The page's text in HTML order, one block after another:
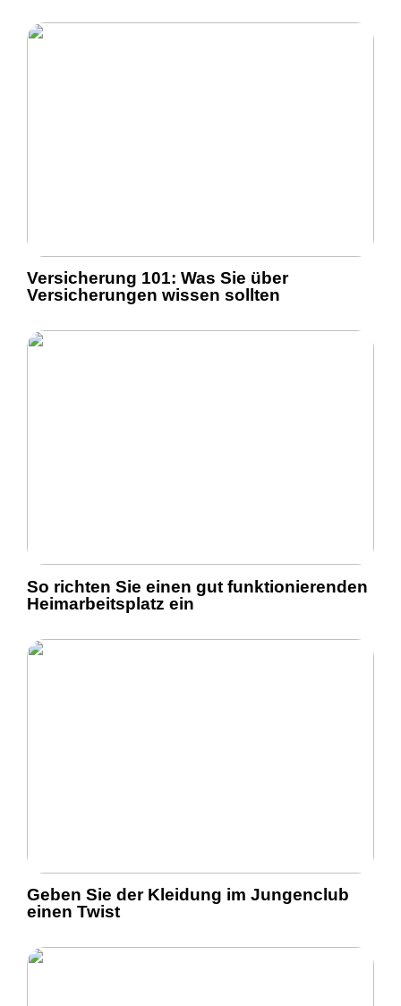
Versicherung 101: Was Sie über
Versicherungen wissen sollten
So richten Sie einen gut funktionierenden
Heimarbeitsplatz ein
Geben Sie der Kleidung im Jungenclub
einen Twist